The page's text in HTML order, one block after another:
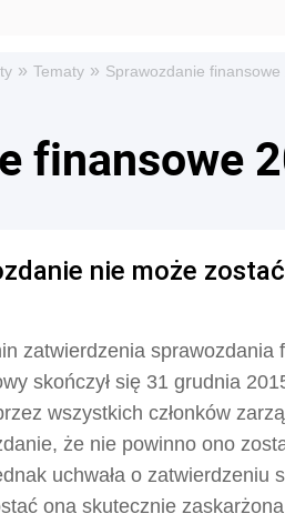
» Tematy » Sprawozdanie finansowe
finansowe
nie może
zatwierdzenia sprawozdania
skończył się 31 grudnia
wszystkich członków
że nie powinno ono
uchwała o zatwierdzeniu
ona skutecznie